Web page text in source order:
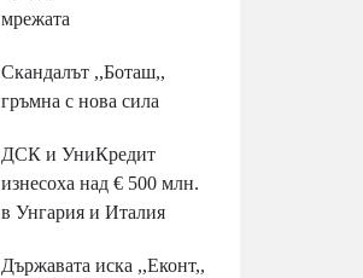
мрежата
Скандалът ,,Боташ,,
гръмна с нова сила
ДСК и УниКредит
изнесоха над € 500 млн.
в Унгария и Италия
Държавата иска ,,Еконт,,